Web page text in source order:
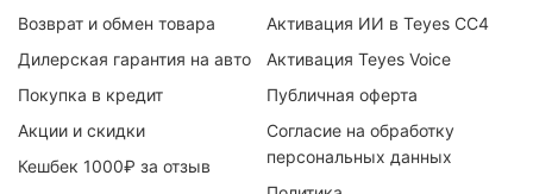
Возврат и обмен товара
Дилерская гарантия на авто
Покупка в кредит
Акции и скидки
Кешбек 1000₽ за отзыв
Активация ИИ в Teyes CC4
Активация Teyes Voice
Публичная оферта
Согласие на обработку
персональных данных